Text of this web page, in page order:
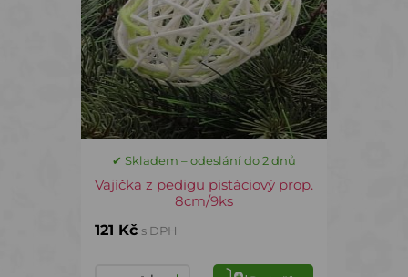
✔ Skladem – odeslání do 2 dnů
Vajíčka z pedigu pistáciový prop.
8cm/9ks
121 Kč s DPH